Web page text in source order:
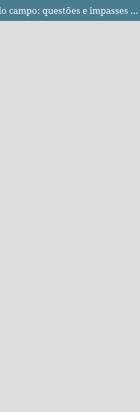
A formação básica da população do campo: questões e impasses que atravessam o processo de escolarização desses sujeitos